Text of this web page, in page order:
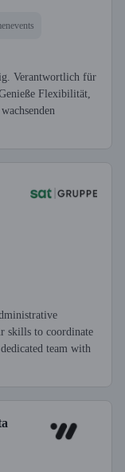
Verantwortlich für
Flexibilität,
skills to coordinate
team with